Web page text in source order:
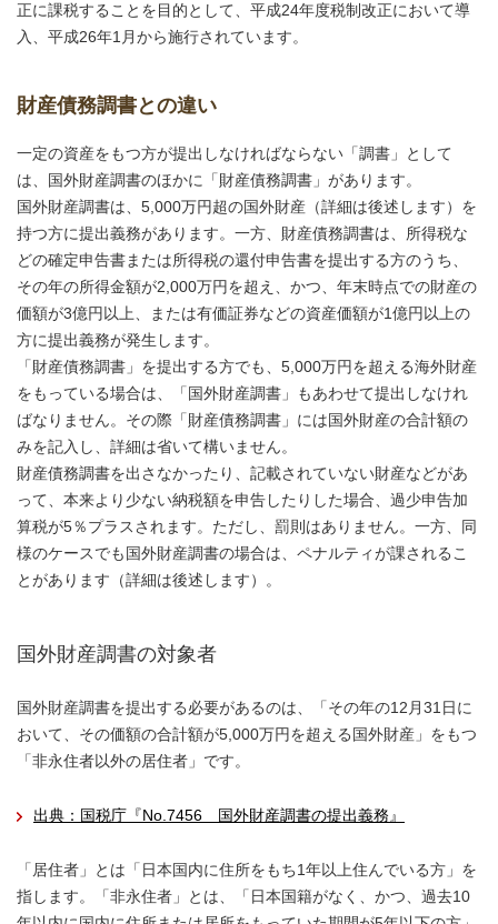
正に課税することを目的として、平成24年度税制改正において導
入、平成26年1月から施行されています。
財産債務調書との違い
一定の資産をもつ方が提出しなければならない「調書」として
は、国外財産調書のほかに「財産債務調書」があります。
国外財産調書は、5,000万円超の国外財産（詳細は後述します）を
持つ方に提出義務があります。一方、財産債務調書は、所得税な
どの確定申告書または所得税の還付申告書を提出する方のうち、
その年の所得金額が2,000万円を超え、かつ、年末時点での財産の
価額が3億円以上、または有価証券などの資産価額が1億円以上の
方に提出義務が発生します。
「財産債務調書」を提出する方でも、5,000万円を超える海外財産
をもっている場合は、「国外財産調書」もあわせて提出しなけれ
ばなりません。その際「財産債務調書」には国外財産の合計額の
みを記入し、詳細は省いて構いません。
財産債務調書を出さなかったり、記載されていない財産などがあ
って、本来より少ない納税額を申告したりした場合、過少申告加
算税が5％プラスされます。ただし、罰則はありません。一方、同
様のケースでも国外財産調書の場合は、ペナルティが課されるこ
とがあります（詳細は後述します）。
国外財産調書の対象者
国外財産調書を提出する必要があるのは、「その年の12月31日に
おいて、その価額の合計額が5,000万円を超える国外財産」をもつ
「非永住者以外の居住者」です。
出典：国税庁『No.7456 国外財産調書の提出義務』
「居住者」とは「日本国内に住所をもち1年以上住んでいる方」を
指します。「非永住者」とは、「日本国籍がなく、かつ、過去10